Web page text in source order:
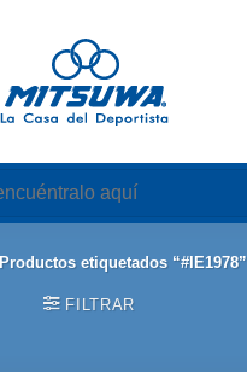
Productos etiquetados “#IE1978”
FILTRAR